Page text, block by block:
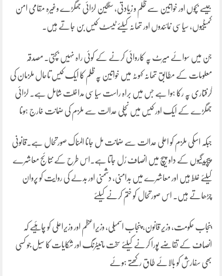
جیسے بچوں اور خواتین سے ظلم و زیادتی، سنگین لڑائی جھگڑے وغیرہ مقامی امن
کمیٹیوں، سیاسی نمائندوں اور تھانہ کیلئے ٹیسٹ کیس بن جاتے ہیں۔
جن میں سوائے میرٹ پہ کاروائی کرنے کے کوئی راہ نہیں بچتی۔ مصدقہ
معلومات کے مطابق تھانہ کہوٹہ میں خواتین پہ ظلم کا ایک کیس تاحال ملزمان کی
گرفتاری پہ رکا ہوا ہے جس میں براہ راست سیاسی مداخلت شامل ہے۔ لڑائی
جھگڑے کے ایک اور کیس میں نچلی عدالت سے ملزم کی ضمانت خارج ہونا
جبکہ اسکی ملزم کو اعلی عدالت سے ضمانت مل جانا المناک صورتحال ہے۔قانونی
پیچیدگیوں کے داو پیچ میں انصاف رُل جاتا ہے۔اس طرح کے نتائج معاشرے
کیلئے غلط ہیں اور معاشرے میں بدامنی، دشمنی اور بدلے کی روایت کو پروان
چڑھاتے ہیں۔ اس صورتحال کو ختم کرنے کیلئے
پنجاب حکومت، وزیر قانون، پنجاب اسمبلی، وزیراعظم اور وزیراعلی کو چاہئیے کہ
انصاف کے تقاضے پورا کرنے کیلئے سخت مانیٹرنگ اور شکایات کا سیل جو کسی
بھی سفارش کو بالائے طاق رکھتے ہوئے